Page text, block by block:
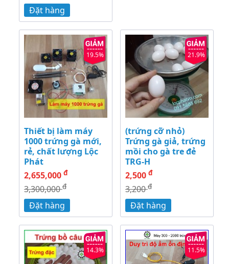
Đặt hàng
19.5%
Thiết bị làm máy
1000 trứng gà mới,
rẻ, chất lượng Lộc
Phát
2,655,000 đ
3,300,000đ
Đặt hàng
21.9%
(trứng cỡ nhỏ)
Trứng gà giả, trứng
mồi cho gà tre đẻ
TRG-H
2,500 đ
3,200đ
Đặt hàng
14.3% 11.5%